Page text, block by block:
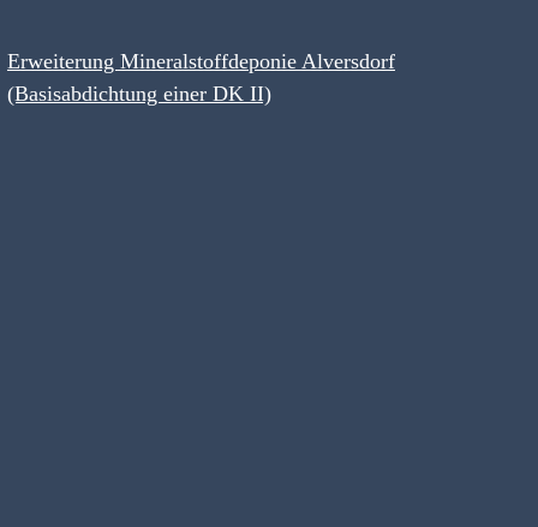
Erweiterung Mineralstoffdeponie Alversdorf
(Basisabdichtung einer DK II)